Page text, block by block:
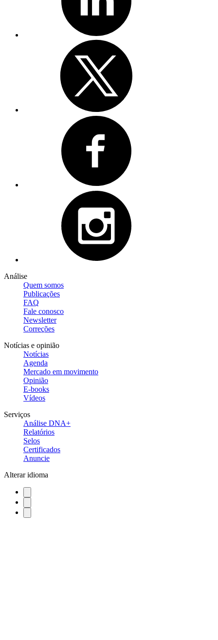
Análise
Quem somos
Publicações
FAQ
Fale conosco
Newsletter
Correções
Notícias e opinião
Notícias
Agenda
Mercado em movimento
Opinião
E-books
Vídeos
Serviços
Análise DNA+
Relatórios
Selos
Certificados
Anuncie
Alterar idioma